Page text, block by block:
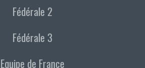
Fédérale 2
Fédérale 3
Equipe de France